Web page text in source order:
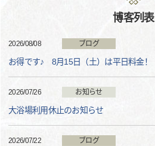
博客列表
2026/08/08 ブログ
お得です♪ 8月15日（土）は平日料金！
2026/07/26 お知らせ
大浴場利用休止のお知らせ
2026/07/22 ブログ